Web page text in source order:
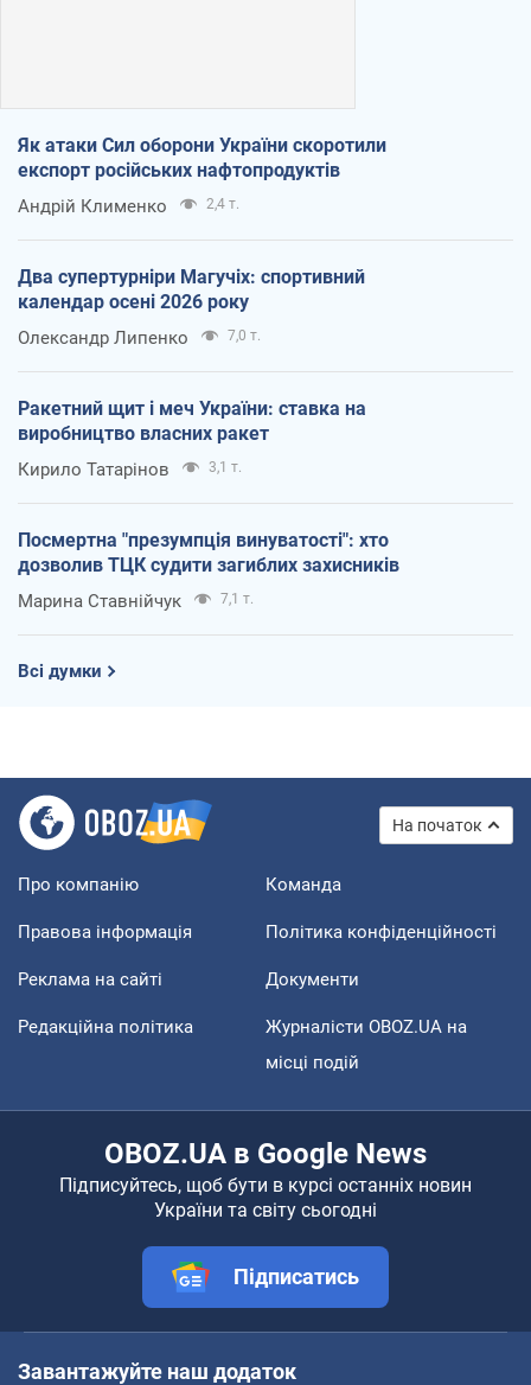
Як атаки Сил оборони України скоротили
експорт російських нафтопродуктів
Андрій Клименко 2,4 т.
Два супертурніри Магучіх: спортивний
календар осені 2026 року
Олександр Липенко 7,0 т.
Ракетний щит і меч України: ставка на
виробництво власних ракет
Кирило Татарінов 3,1 т.
Посмертна "презумпція винуватості": хто
дозволив ТЦК судити загиблих захисників
Марина Ставнійчук 7,1 т.
Всі думки
На початок
Про компанію Команда
Правова інформація Політика конфіденційності
Реклама на сайті Документи
Редакційна політика
Журналісти OBOZ.UA на
місці подій
OBOZ.UA в Google News
Підписуйтесь, щоб бути в курсі останніх новин
України та світу сьогодні
Підписатись
Завантажуйте наш додаток